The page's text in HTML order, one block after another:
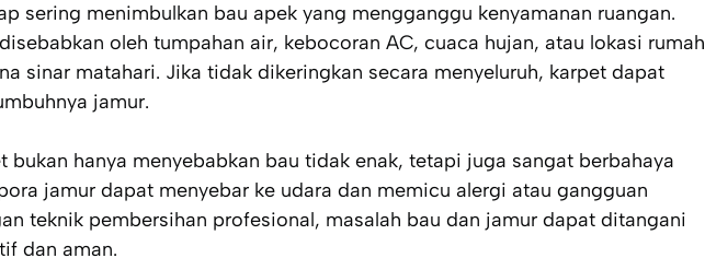
sering menimbulkan bau apek yang mengganggu kenyamanan ruangan.
oleh tumpahan air, kebocoran AC, cuaca hujan, atau lokasi rumah
sinar matahari. Jika tidak dikeringkan secara menyeluruh, karpet dapat
jamur.
bukan hanya menyebabkan bau tidak enak, tetapi juga sangat berbahaya
jamur dapat menyebar ke udara dan memicu alergi atau gangguan
teknik pembersihan profesional, masalah bau dan jamur dapat ditangani
dan aman.